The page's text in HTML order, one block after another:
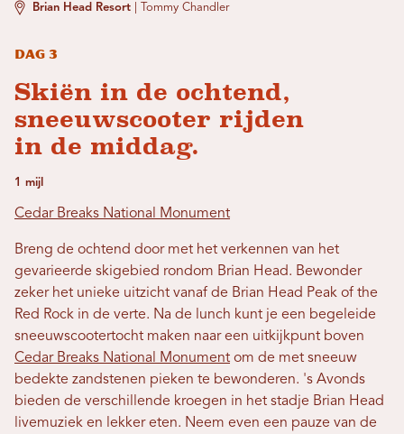
Brian Head Resort Tommy Chandler
Dag 3
Skiën in de ochtend,
sneeuwscooter rijden
in de middag.
1 mijl
Cedar Breaks National Monument
Breng de ochtend door met het verkennen van het
gevarieerde skigebied rondom Brian Head. Bewonder
zeker het unieke uitzicht vanaf de Brian Head Peak of the
Red Rock in de verte. Na de lunch kunt je een begeleide
sneeuwscootertocht maken naar een uitkijkpunt boven
Cedar Breaks National Monument om de met sneeuw
bedekte zandstenen pieken te bewonderen. 's Avonds
bieden de verschillende kroegen in het stadje Brian Head
livemuziek en lekker eten. Neem even een pauze van de